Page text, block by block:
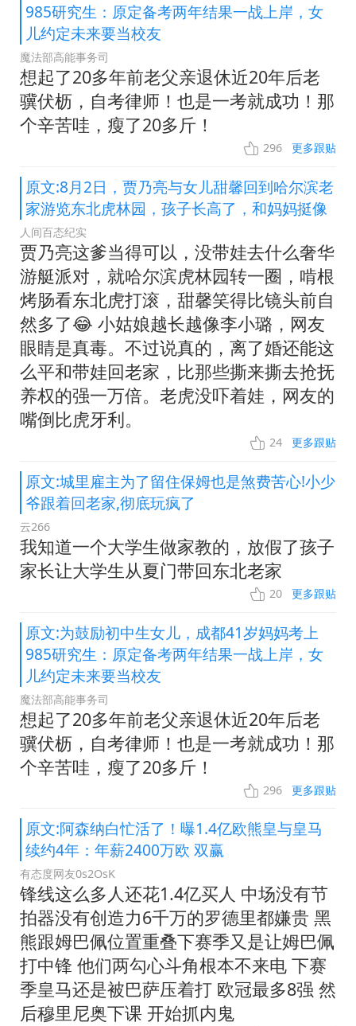
985研究生：原定备考两年结果一战上岸，女
儿约定未来要当校友
魔法部高能事务司
想起了20多年前老父亲退休近20年后老
骥伏枥，自考律师！也是一考就成功！那
个辛苦哇，瘦了20多斤！
296 更多跟贴
原文:8月2日，贾乃亮与女儿甜馨回到哈尔滨老
家游览东北虎林园，孩子长高了，和妈妈挺像
人间百态纪实
贾乃亮这爹当得可以，没带娃去什么奢华
游艇派对，就哈尔滨虎林园转一圈，啃根
烤肠看东北虎打滚，甜馨笑得比镜头前自
然多了😂 小姑娘越长越像李小璐，网友
眼睛是真毒。不过说真的，离了婚还能这
么平和带娃回老家，比那些撕来撕去抢抚
养权的强一万倍。老虎没吓着娃，网友的
嘴倒比虎牙利。
24 更多跟贴
原文:城里雇主为了留住保姆也是煞费苦心!小少
爷跟着回老家,彻底玩疯了
云266
我知道一个大学生做家教的，放假了孩子
家长让大学生从夏门带回东北老家
20 更多跟贴
原文:为鼓励初中生女儿，成都41岁妈妈考上
985研究生：原定备考两年结果一战上岸，女
儿约定未来要当校友
魔法部高能事务司
想起了20多年前老父亲退休近20年后老
骥伏枥，自考律师！也是一考就成功！那
个辛苦哇，瘦了20多斤！
296 更多跟贴
原文:阿森纳白忙活了！曝1.4亿欧熊皇与皇马
续约4年：年薪2400万欧 双赢
有态度网友0s2OsK
锋线这么多人还花1.4亿买人 中场没有节
拍器没有创造力6千万的罗德里都嫌贵 黑
熊跟姆巴佩位置重叠下赛季又是让姆巴佩
打中锋 他们两勾心斗角根本不来电 下赛
季皇马还是被巴萨压着打 欧冠最多8强 然
后穆里尼奥下课 开始抓内鬼